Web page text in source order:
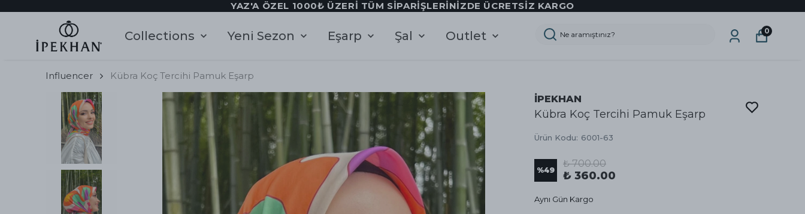
YAZ'A ÖZEL 1000₺ ÜZERİ TÜM SİPARİŞLERİNİZDE ÜCRETSİZ KARGO
Collections Yeni Sezon Eşarp Şal Outlet 0
Influencer Kübra Koç Tercihi Pamuk Eşarp
İPEKHAN
Kübra Koç Tercihi Pamuk Eşarp
Ürün Kodu: 6001-63
%49
₺ 700.00
₺ 360.00
Aynı Gün Kargo